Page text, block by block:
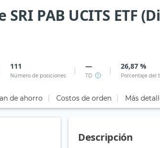
PAB UCITS ETF
111
Número de posiciones
—
TD
26,87 %
Porcentaje del
de ahorro Costos de orden Más
Descripción